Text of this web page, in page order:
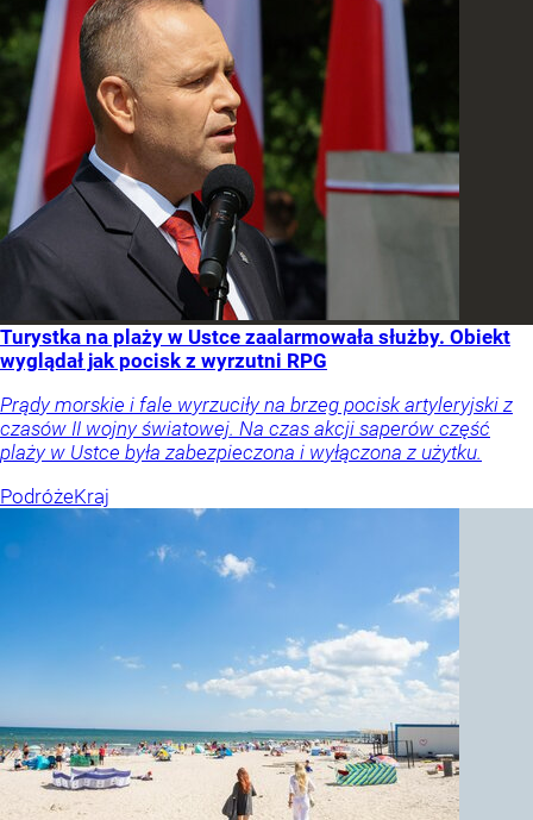
Turystka na plaży w Ustce zaalarmowała służby. Obiekt
wyglądał jak pocisk z wyrzutni RPG
Prądy morskie i fale wyrzuciły na brzeg pocisk artyleryjski z
czasów II wojny światowej. Na czas akcji saperów część
plaży w Ustce była zabezpieczona i wyłączona z użytku.
PodróżeKraj